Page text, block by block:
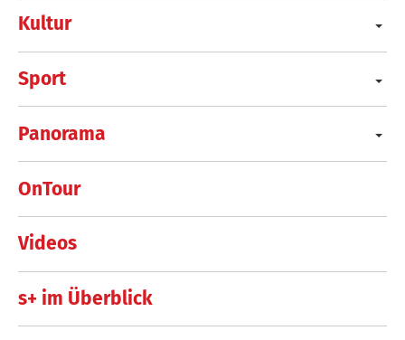
Kultur
Sport
Panorama
OnTour
Videos
s+ im Überblick